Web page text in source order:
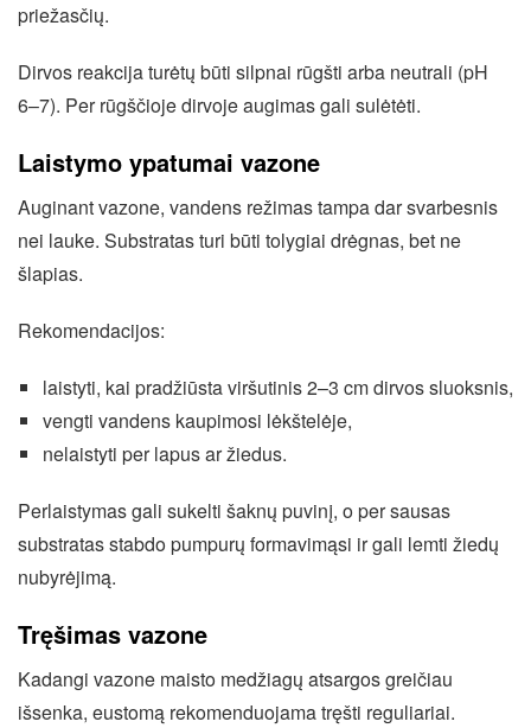
priežasčių.
Dirvos reakcija turėtų būti silpnai rūgšti arba neutrali (pH
6–7). Per rūgščioje dirvoje augimas gali sulėtėti.
Laistymo ypatumai vazone
Auginant vazone, vandens režimas tampa dar svarbesnis
nei lauke. Substratas turi būti tolygiai drėgnas, bet ne
šlapias.
Rekomendacijos:
laistyti, kai pradžiūsta viršutinis 2–3 cm dirvos sluoksnis,
vengti vandens kaupimosi lėkštelėje,
nelaistyti per lapus ar žiedus.
Perlaistymas gali sukelti šaknų puvinį, o per sausas
substratas stabdo pumpurų formavimąsi ir gali lemti žiedų
nubyrėjimą.
Tręšimas vazone
Kadangi vazone maisto medžiagų atsargos greičiau
išsenka, eustomą rekomenduojama tręšti reguliariai.